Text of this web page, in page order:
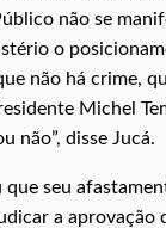
não se
o
não há crime,
Michel
não”, disse Jucá.
que seu
a aprovação